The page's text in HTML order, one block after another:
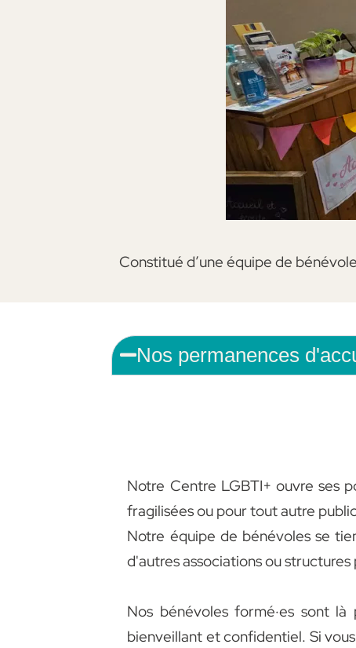
Constitué d’une équipe de
Nos permanences
Notre Centre LGBTI+ ouvre ses
fragilisées ou pour tout autre
Notre équipe de bénévoles se
d'autres associations ou
Nos bénévoles formé·es sont
bienveillant et confidentiel. Si